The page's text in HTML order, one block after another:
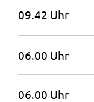
09.42 Uhr
06.00 Uhr
06.00 Uhr